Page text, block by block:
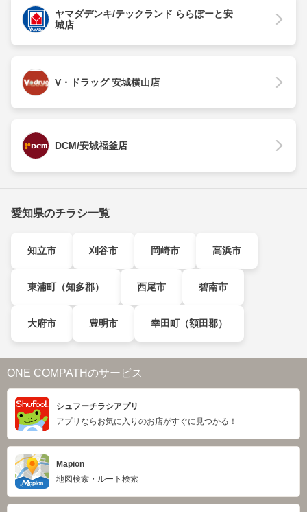
ヤマダデンキ/テックランド ららぽーと安
城店
V・ドラッグ 安城横山店
DCM/安城福釜店
愛知県のチラシ一覧
知立市 刈谷市 岡崎市 高浜市
東浦町（知多郡） 西尾市 碧南市
大府市 豊明市 幸田町（額田郡）
ONE COMPATHのサービス
シュフーチラシアプリ
アプリならお気に入りのお店がすぐに見つかる！
Mapion
地図検索・ルート検索